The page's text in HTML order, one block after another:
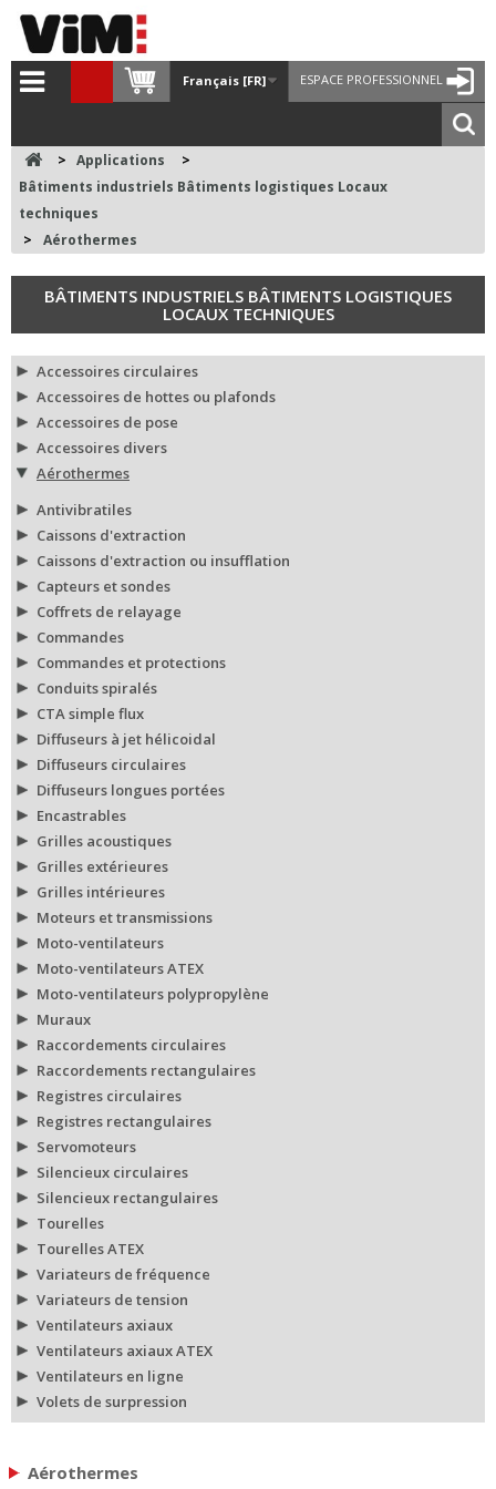
ESPACE PROFESSIONNEL
Français [FR]
> Applications
>
Bâtiments industriels Bâtiments logistiques Locaux
techniques
>
Aérothermes
BÂTIMENTS INDUSTRIELS BÂTIMENTS LOGISTIQUES
LOCAUX TECHNIQUES
Accessoires circulaires
Accessoires de hottes ou plafonds
Accessoires de pose
Accessoires divers
Aérothermes
Antivibratiles
Caissons d'extraction
Caissons d'extraction ou insufflation
Capteurs et sondes
Coffrets de relayage
Commandes
Commandes et protections
Conduits spiralés
CTA simple flux
Diffuseurs à jet hélicoidal
Diffuseurs circulaires
Diffuseurs longues portées
Encastrables
Grilles acoustiques
Grilles extérieures
Grilles intérieures
Moteurs et transmissions
Moto-ventilateurs
Moto-ventilateurs ATEX
Moto-ventilateurs polypropylène
Muraux
Raccordements circulaires
Raccordements rectangulaires
Registres circulaires
Registres rectangulaires
Servomoteurs
Silencieux circulaires
Silencieux rectangulaires
Tourelles
Tourelles ATEX
Variateurs de fréquence
Variateurs de tension
Ventilateurs axiaux
Ventilateurs axiaux ATEX
Ventilateurs en ligne
Volets de surpression
Aérothermes